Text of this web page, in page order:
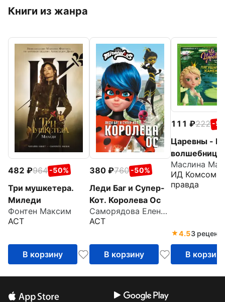
Книги из жанра
482 964 -50%
Три мушкетера.
Миледи
Фонтен Максим
АСТ
В корзину
380 760 -50%
Леди Баг и Супер-
Кот. Королева Ос
Саморядова Елена Александровна
АСТ
В корзину
111 222 -
Царевны -
июль -
2021.
Маслина
ИД
правда
4.53
В корзину